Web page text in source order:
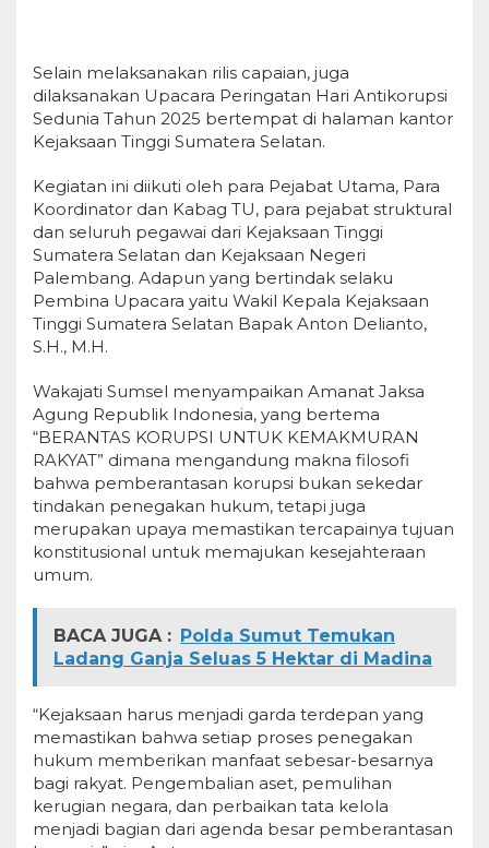
Selain melaksanakan rilis capaian, juga
dilaksanakan Upacara Peringatan Hari Antikorupsi
Sedunia Tahun 2025 bertempat di halaman kantor
Kejaksaan Tinggi Sumatera Selatan.
Kegiatan ini diikuti oleh para Pejabat Utama, Para
Koordinator dan Kabag TU, para pejabat struktural
dan seluruh pegawai dari Kejaksaan Tinggi
Sumatera Selatan dan Kejaksaan Negeri
Palembang. Adapun yang bertindak selaku
Pembina Upacara yaitu Wakil Kepala Kejaksaan
Tinggi Sumatera Selatan Bapak Anton Delianto,
S.H., M.H.
Wakajati Sumsel menyampaikan Amanat Jaksa
Agung Republik Indonesia, yang bertema
“BERANTAS KORUPSI UNTUK KEMAKMURAN
RAKYAT” dimana mengandung makna filosofi
bahwa pemberantasan korupsi bukan sekedar
tindakan penegakan hukum, tetapi juga
merupakan upaya memastikan tercapainya tujuan
konstitusional untuk memajukan kesejahteraan
umum.
BACA JUGA : Polda Sumut Temukan
Ladang Ganja Seluas 5 Hektar di Madina
“Kejaksaan harus menjadi garda terdepan yang
memastikan bahwa setiap proses penegakan
hukum memberikan manfaat sebesar-besarnya
bagi rakyat. Pengembalian aset, pemulihan
kerugian negara, dan perbaikan tata kelola
menjadi bagian dari agenda besar pemberantasan